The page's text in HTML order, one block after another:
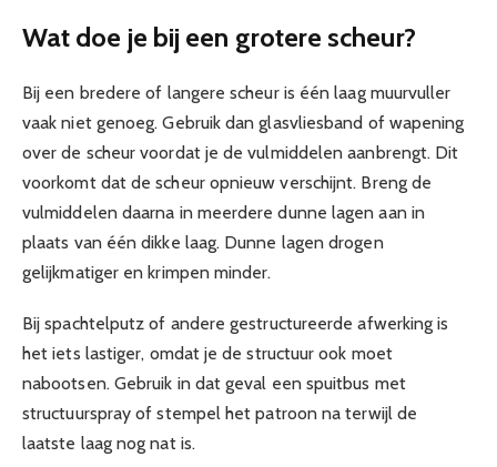
Wat doe je bij een grotere scheur?
Bij een bredere of langere scheur is één laag muurvuller
vaak niet genoeg. Gebruik dan glasvliesband of wapening
over de scheur voordat je de vulmiddelen aanbrengt. Dit
voorkomt dat de scheur opnieuw verschijnt. Breng de
vulmiddelen daarna in meerdere dunne lagen aan in
plaats van één dikke laag. Dunne lagen drogen
gelijkmatiger en krimpen minder.
Bij spachtelputz of andere gestructureerde afwerking is
het iets lastiger, omdat je de structuur ook moet
nabootsen. Gebruik in dat geval een spuitbus met
structuurspray of stempel het patroon na terwijl de
laatste laag nog nat is.